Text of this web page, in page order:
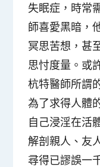
失眠症，時常
師喜愛黑暗，
冥思苦想，甚
思忖度量。或
杭特醫師所謂
為了求得人體
自己浸淫在活
解剖親人、友
尋得已謬誤一